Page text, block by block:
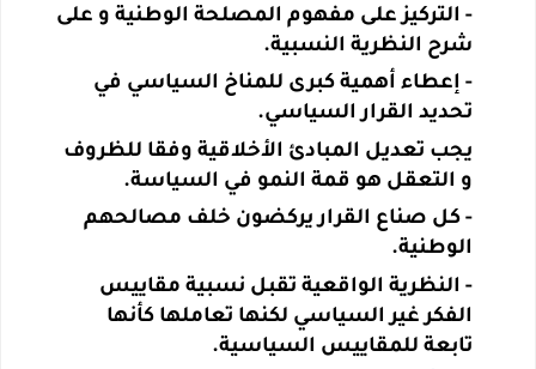
- التركيز على مفهوم المصلحة الوطنية و على
شرح النظرية النسبية.
- إعطاء أهمية كبرى للمناخ السياسي في
تحديد القرار السياسي.
يجب تعديل المبادئ الأخلاقية وفقا للظروف
و التعقل هو قمة النمو في السياسة.
- كل صناع القرار يركضون خلف مصالحهم
الوطنية.
- النظرية الواقعية تقبل نسبية مقاييس
الفكر غير السياسي لكنها تعاملها كأنها
تابعة للمقاييس السياسية.